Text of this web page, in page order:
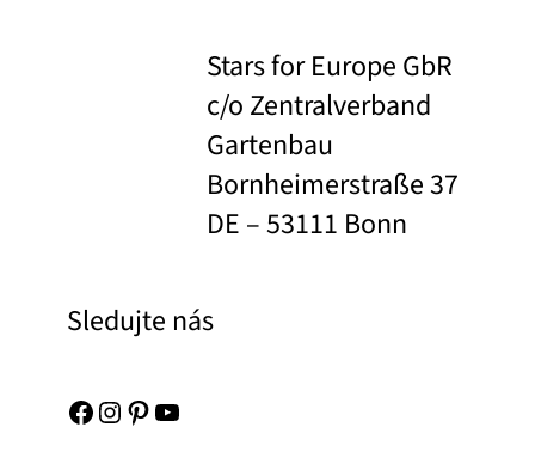
Stars for Europe GbR
c/o Zentralverband
Gartenbau
Bornheimerstraße 37
DE – 53111 Bonn
Sledujte nás
Facebook Instagram Pinterest YouTube